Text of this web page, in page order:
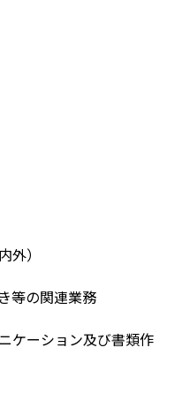
）
等の関連業務
ケーション及び書類作